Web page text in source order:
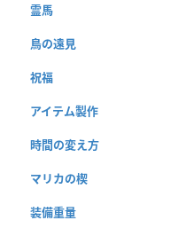
霊馬
鳥の遠見
祝福
アイテム製作
時間の変え方
マリカの楔
装備重量